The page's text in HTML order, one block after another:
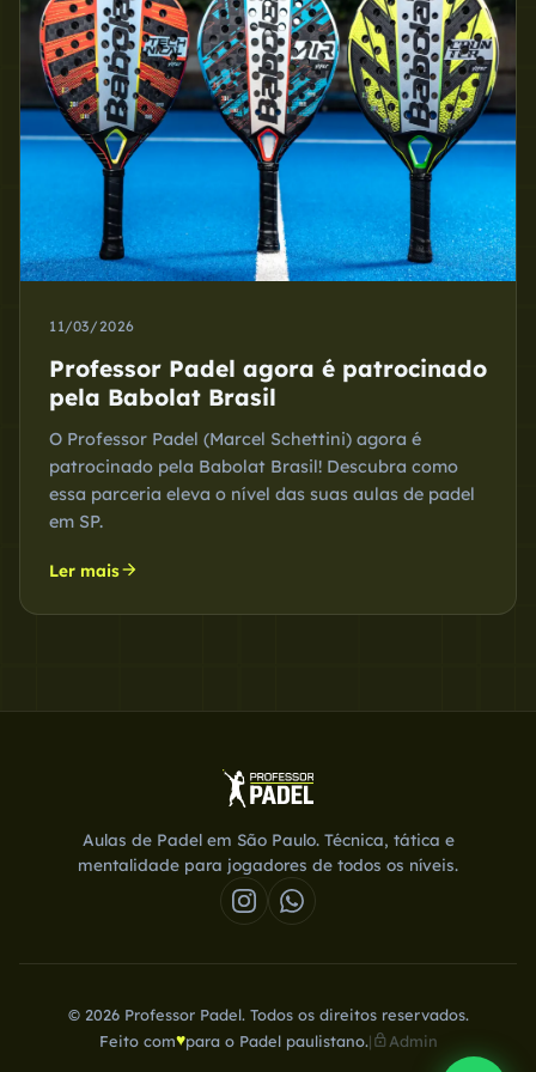
11/03/2026
Professor Padel agora é patrocinado
pela Babolat Brasil
O Professor Padel (Marcel Schettini) agora é
patrocinado pela Babolat Brasil! Descubra como
essa parceria eleva o nível das suas aulas de padel
em SP.
Ler maisarrow_forward
Aulas de Padel em São Paulo. Técnica, tática e
mentalidade para jogadores de todos os níveis.
© 2026 Professor Padel. Todos os direitos reservados.
Feito com♥para o Padel paulistano.|lock Admin